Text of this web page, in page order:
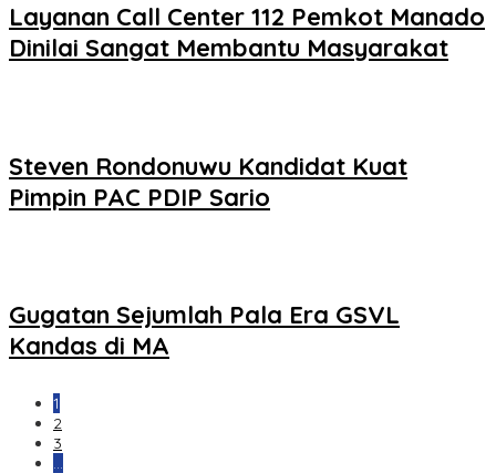
Layanan Call Center 112 Pemkot Manado
Dinilai Sangat Membantu Masyarakat
Steven Rondonuwu Kandidat Kuat
Pimpin PAC PDIP Sario
Gugatan Sejumlah Pala Era GSVL
Kandas di MA
1
2
3
…